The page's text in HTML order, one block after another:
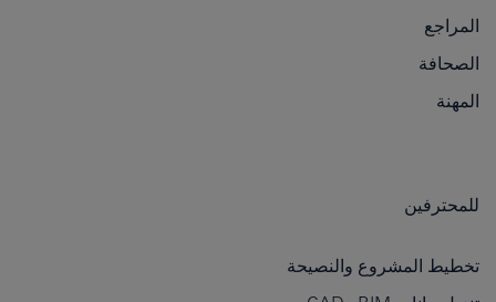
المراجع
الصحافة
المهنة
للمحترفين
تخطيط المشروع والنصيحة